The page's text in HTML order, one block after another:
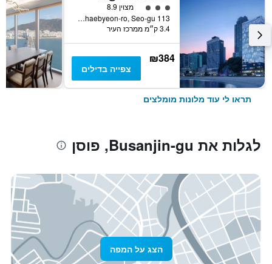
3 דירוג מחלקת נוסעים
מצוין 8.9
113 Songdohaebyeon-ro, Seo-gu, פוסן, דרום קוריאה
3.4 ק״מ ממרכז העיר
₪384
צפייה בדילים
תראו לי עוד מלונות מומלצים
לגלות את Busanjin-gu, פוסן
הצג על המפה